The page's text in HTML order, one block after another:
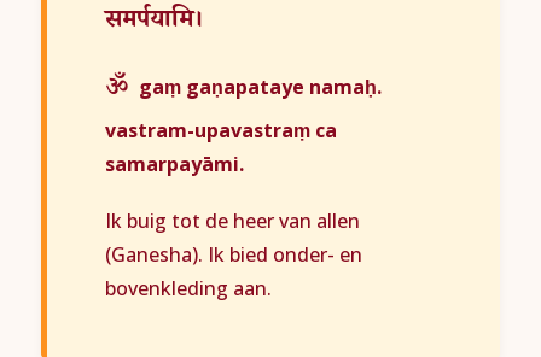
समर्पयामि।
ॐ gaṃ gaṇapataye namaḥ.
vastram-upavastraṃ ca
samarpayāmi.
Ik buig tot de heer van allen
(Ganesha). Ik bied onder- en
bovenkleding aan.